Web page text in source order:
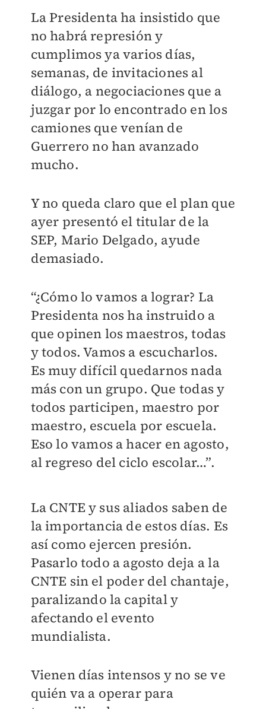
La Presidenta ha insistido que
no habrá represión y
cumplimos ya varios días,
semanas, de invitaciones al
diálogo, a negociaciones que a
juzgar por lo encontrado en los
camiones que venían de
Guerrero no han avanzado
mucho.
Y no queda claro que el plan que
ayer presentó el titular de la
SEP, Mario Delgado, ayude
demasiado.
“¿Cómo lo vamos a lograr? La
Presidenta nos ha instruido a
que opinen los maestros, todas
y todos. Vamos a escucharlos.
Es muy difícil quedarnos nada
más con un grupo. Que todas y
todos participen, maestro por
maestro, escuela por escuela.
Eso lo vamos a hacer en agosto,
al regreso del ciclo escolar…”.
La CNTE y sus aliados saben de
la importancia de estos días. Es
así como ejercen presión.
Pasarlo todo a agosto deja a la
CNTE sin el poder del chantaje,
paralizando la capital y
afectando el evento
mundialista.
Vienen días intensos y no se ve
quién va a operar para